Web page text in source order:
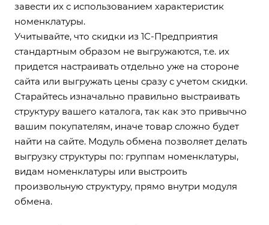
завести их с использованием характеристик
номенклатуры.
Учитывайте, что скидки из 1С-Предприятия
стандартным образом не выгружаются, т.е. их
придется настраивать отдельно уже на стороне
сайта или выгружать цены сразу с учетом скидки.
Старайтесь изначально правильно выстраивать
структуру вашего каталога, так как это привычно
вашим покупателям, иначе товар сложно будет
найти на сайте. Модуль обмена позволяет делать
выгрузку структуры по: группам номенклатуры,
видам номенклатуры или выстроить
произвольную структуру, прямо внутри модуля
обмена.